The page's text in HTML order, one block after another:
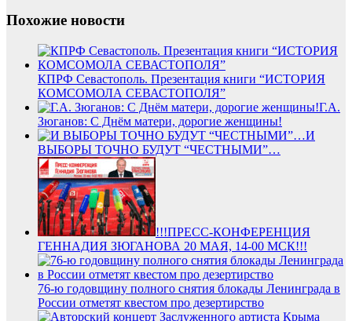
Похожие новости
КПРФ Севастополь. Презентация книги “ИСТОРИЯ
КОМСОМОЛА СЕВАСТОПОЛЯ”
Г.А.
Зюганов: С Днём матери, дорогие женщины!
И
ВЫБОРЫ ТОЧНО БУДУТ “ЧЕСТНЫМИ”…
!!!ПРЕСС-КОНФЕРЕНЦИЯ
ГЕННАДИЯ ЗЮГАНОВА 20 МАЯ, 14-00 МСК!!!
76-ю годовщину полного снятия блокады Ленинграда в
России отметят квестом про дезертирство